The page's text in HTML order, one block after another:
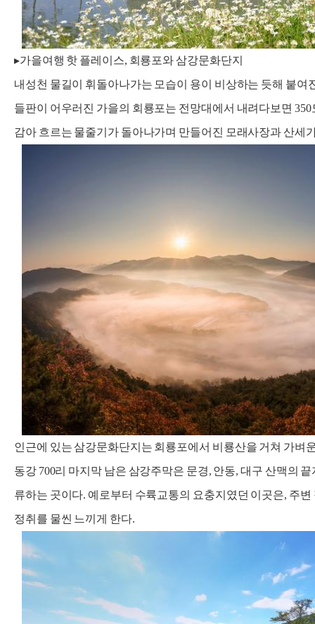
▸가을여행 핫 플레이스, 회룡포와 삼강문화단지
내성천 물길이 휘돌아나가는 모습이 용이 비상하는 듯해 붙여
들판이 어우러진 가을의 회룡포는 전망대에서 내려다보면
감아 흐르는 물줄기가 돌아나가며 만들어진 모래사장과 산세
인근에 있는 삼강문화단지는 회룡포에서 비룡산을 거쳐 가벼
동강 700리 마지막 남은 삼강주막은 문경, 안동, 대구 산맥의
류하는 곳이다. 예로부터 수륙교통의 요충지였던 이곳은, 주
정취를 물씬 느끼게 한다.